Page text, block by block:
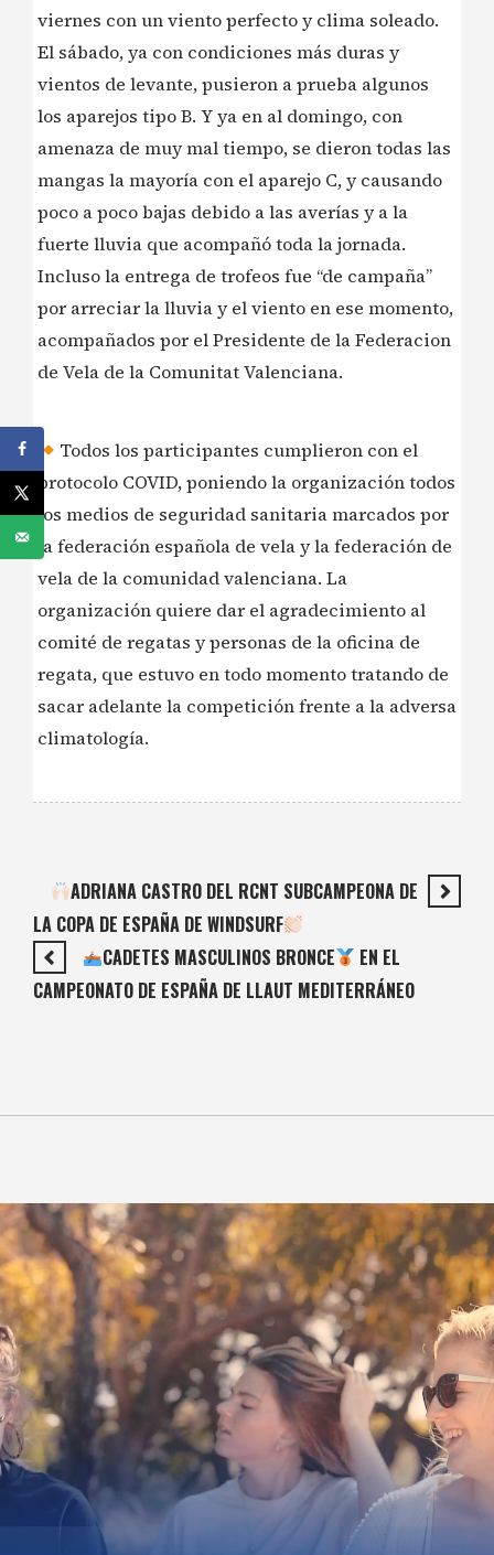
viernes con un viento perfecto y clima soleado.
El sábado, ya con condiciones más duras y
vientos de levante, pusieron a prueba algunos
los aparejos tipo B. Y ya en al domingo, con
amenaza de muy mal tiempo, se dieron todas las
mangas la mayoría con el aparejo C, y causando
poco a poco bajas debido a las averías y a la
fuerte lluvia que acompañó toda la jornada.
Incluso la entrega de trofeos fue “de campaña”
por arreciar la lluvia y el viento en ese momento,
acompañados por el Presidente de la Federacion
de Vela de la Comunitat Valenciana.
Todos los participantes cumplieron con el
protocolo COVID, poniendo la organización todos
los medios de seguridad sanitaria marcados por
la federación española de vela y la federación de
vela de la comunidad valenciana. La
organización quiere dar el agradecimiento al
comité de regatas y personas de la oficina de
regata, que estuvo en todo momento tratando de
sacar adelante la competición frente a la adversa
climatología.
ADRIANA CASTRO DEL RCNT SUBCAMPEONA DE
LA COPA DE ESPAÑA DE WINDSURF
CADETES MASCULINOS BRONCE
EN EL
CAMPEONATO DE ESPAÑA DE LLAUT MEDITERRÁNEO